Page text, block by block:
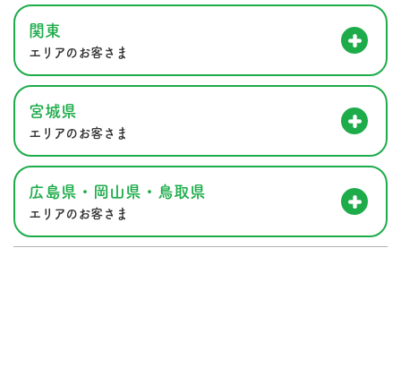
関東
エリアのお客さま
宮城県
エリアのお客さま
広島県・岡山県・鳥取県
エリアのお客さま